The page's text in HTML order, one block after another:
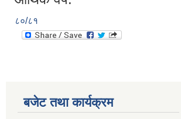
८०/८१
बजेट तथा कार्यक्रम